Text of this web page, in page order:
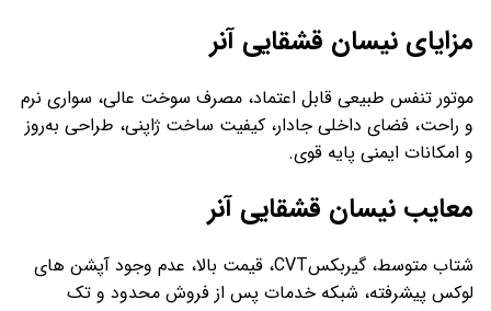
مزایای نیسان قشقایی آنر
موتور تنفس طبیعی قابل اعتماد، مصرف سوخت عالی، سواری نرم
و راحت، فضای داخلی جادار، کیفیت ساخت ژاپنی، طراحی به‌روز
و امکانات ایمنی پایه قوی.
معایب نیسان قشقایی آنر
شتاب متوسط، گیربکسCVT، قیمت بالا، عدم وجود آپشن‌ های
لوکس پیشرفته، شبکه خدمات پس از فروش محدود و تک